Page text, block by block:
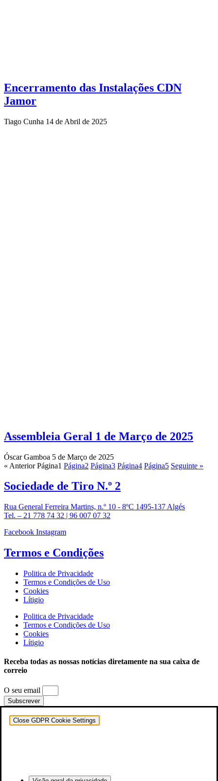
Encerramento das Instalações CDN
Jamor
Tiago Cunha 14 de Abril de 2025
Assembleia Geral 1 de Março de 2025
Óscar Gamboa 5 de Março de 2025
« Anterior Página1 Página2 Página3 Página4 Página5 Seguinte »
Sociedade de Tiro N.º 2
Rua General Ferreira Martins, n.º 10 - 8ºC 1495-137 Algés
Tel. – 21 778 74 32 | 96 007 07 32
Facebook Instagram
Termos e Condições
Politica de Privacidade
Termos e Condições de Uso
Cookies
Lítigio
Politica de Privacidade
Termos e Condições de Uso
Cookies
Lítigio
Receba todas as nossas notícias diretamente na sua caixa de
correio
O seu email
Subscrever
Close GDPR Cookie Settings